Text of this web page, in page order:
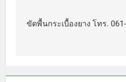
เรื่อง
ขัดพื้นกระเบื้องยาง โทร.